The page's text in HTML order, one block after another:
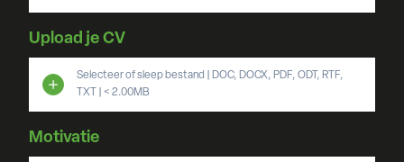
Upload je CV
Selecteer of sleep bestand | DOC, DOCX, PDF, ODT, RTF,
TXT | < 2.00MB
Motivatie